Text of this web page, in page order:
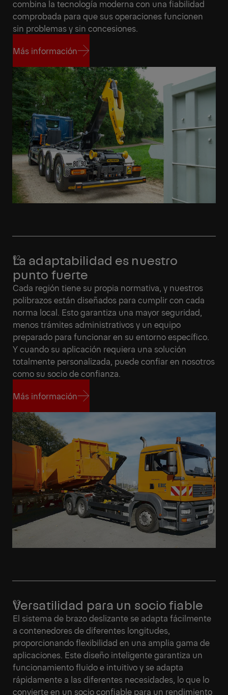
combina la tecnología moderna con una fiabilidad
comprobada para que sus operaciones funcionen
sin problemas y sin concesiones.
Más información
Más información
La adaptabilidad es nuestro
punto fuerte
Cada región tiene su propia normativa, y nuestros
polibrazos están diseñados para cumplir con cada
norma local. Esto garantiza una mayor seguridad,
menos trámites administrativos y un equipo
preparado para funcionar en su entorno específico.
Y cuando su aplicación requiera una solución
totalmente personalizada, puede confiar en nosotros
como su socio de confianza.
Más información
Más información
Versatilidad para un socio fiable
El sistema de brazo deslizante se adapta fácilmente
a contenedores de diferentes longitudes,
proporcionando flexibilidad en una amplia gama de
aplicaciones. Este diseño inteligente garantiza un
funcionamiento fluido e intuitivo y se adapta
rápidamente a las diferentes necesidades, lo que lo
convierte en un socio confiable para un rendimiento